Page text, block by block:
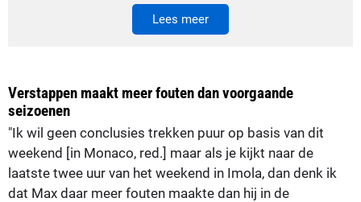
Lees meer
Verstappen maakt meer fouten dan voorgaande
seizoenen
"Ik wil geen conclusies trekken puur op basis van dit
weekend [in Monaco, red.] maar als je kijkt naar de
laatste twee uur van het weekend in Imola, dan denk ik
dat Max daar meer fouten maakte dan hij in de